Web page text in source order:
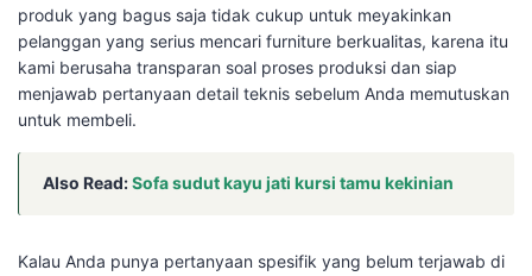
produk yang bagus saja tidak cukup untuk meyakinkan
pelanggan yang serius mencari furniture berkualitas, karena itu
kami berusaha transparan soal proses produksi dan siap
menjawab pertanyaan detail teknis sebelum Anda memutuskan
untuk membeli.
Also Read:Sofa sudut kayu jati kursi tamu kekinian
Kalau Anda punya pertanyaan spesifik yang belum terjawab di